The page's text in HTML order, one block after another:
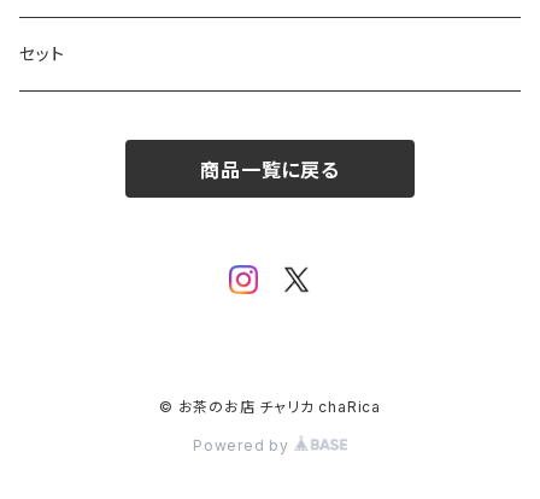
ハーブ
セット
商品一覧に戻る
© お茶のお店 チャリカ chaRica
Powered by